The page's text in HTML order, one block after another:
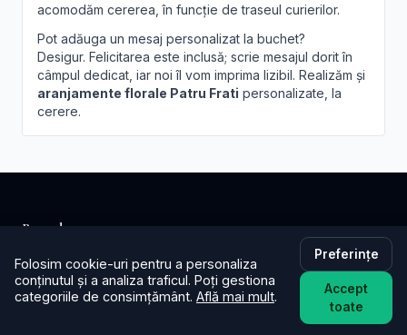
acomodăm cererea, în funcție de traseul curierilor.
Pot adăuga un mesaj personalizat la buchet?
Desigur. Felicitarea este inclusă; scrie mesajul dorit în
câmpul dedicat, iar noi îl vom imprima lizibil. Realizăm și
aranjamente florale Patru Frati personalizate, la
cerere.
Brandusa.ro
Buchete cu emoție, aranjamente cu suflet. Comandă
online flori cu livrare în aceeași zi în toată țara.
Folosim cookie-uri pentru a personaliza
conținutul și a analiza traficul. Poți gestiona
categoriile de consimțământ. Află mai mult.
Preferințe
Accept
toate